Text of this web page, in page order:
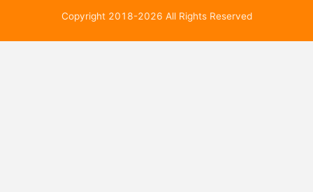
Copyright 2018-2026 All Rights Reserved